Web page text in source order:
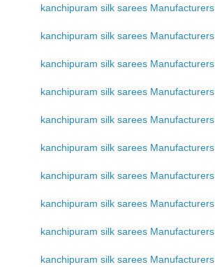
kanchipuram silk sarees Manufacturers
kanchipuram silk sarees Manufacturers
kanchipuram silk sarees Manufacturers
kanchipuram silk sarees Manufacturers
kanchipuram silk sarees Manufacturers
kanchipuram silk sarees Manufacturers
kanchipuram silk sarees Manufacturers
kanchipuram silk sarees Manufacturers
kanchipuram silk sarees Manufacturers
kanchipuram silk sarees Manufacturers